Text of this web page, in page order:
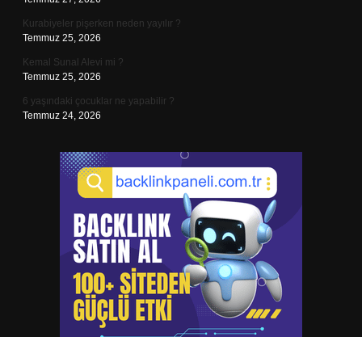
Kurabiyeler pişerken neden yayılır ?
Temmuz 25, 2026
Kemal Sunal Alevi mi ?
Temmuz 25, 2026
6 yaşındaki çocuklar ne yapabilir ?
Temmuz 24, 2026